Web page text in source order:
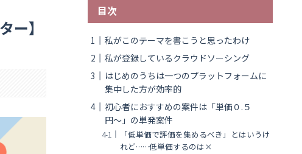
ー】
目次
私がこのテーマを書こうと思ったわけ
私が登録しているクラウドソーシング
はじめのうちは一つのプラットフォームに
集中した方が効率的
初心者におすすめの案件は「単価０.５
円〜」の単発案件
「低単価で評価を集めるべき」とはいうけ
れど……低単価するのは×